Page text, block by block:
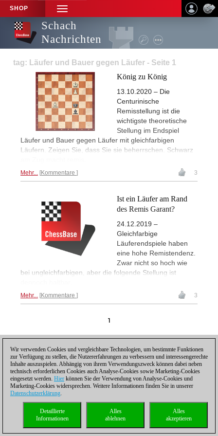
SHOP
TOGGLE
NAVIGATION
Schach
Nachrichten
tag: Läufer und Bauer gegen Läufer - Seite 1
König zu König
13.10.2020 – Die
Centurinische
Remisstellung ist die
wichtigste theoretische
Stellung im Endspiel
Läufer und Bauer gegen Läufer mit gleichfarbigen
Läufern. Zeigen Sie, dass Sie sie beherrschen. Schwarz
Mehr... Kommentare 3
Ist ein Läufer am Rand
des Remis Garant?
24.12.2019 –
Gleichfarbige
Läuferendspiele haben
eine hohe Remistendenz.
Zwar nicht so hoch wie
bei ungleichfarbigen, aber die folgende Stellung ist
Mehr... Kommentare 3
1
Datenschutzhinweis|Impressum|Kontakt|Cookies Management|Lizenzen
Compliance Hotline|Home
© 2017 ChessBase GmbH | Osterbekstraße 90a | 22083 Hamburg | Deutschland
coldest news
Wir verwenden Cookies und vergleichbare Technologien, um bestimmte Funktionen
zur Verfügung zu stellen, die Nutzererfahrungen zu verbessern und interessengerechte
Inhalte auszuspielen. Abhängig von ihrem Verwendungszweck können dabei neben
technisch erforderlichen Cookies auch Analyse-Cookies sowie Marketing-Cookies
eingesetzt werden. Hier können Sie der Verwendung von Analyse-Cookies und
Marketing-Cookies widersprechen. Weitere Informationen finden Sie in unserer
Datenschutzerklärung.
Alles
akzeptieren
Alles
ablehnen
Detaillierte
Informationen